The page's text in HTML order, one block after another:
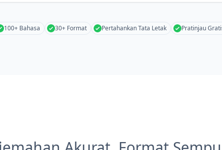
100+ Bahasa 30+ Format Pertahankan Tata Letak Pratinjau